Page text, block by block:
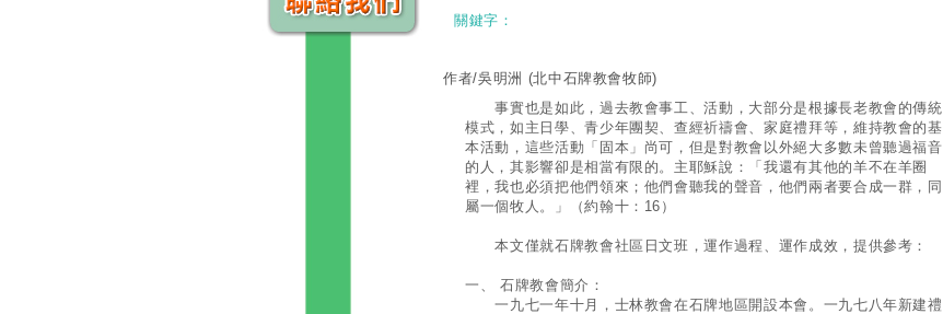
關鍵字：
作者/吳明洲 (北中石牌教會牧師)
事實也是如此，過去教會事工、活動，大部分是根據長老教會的傳統
模式，如主日學、青少年團契、查經祈禱會、家庭禮拜等，維持教會的基
本活動，這些活動「固本」尚可，但是對教會以外絕大多數未曾聽過福音
的人，其影響卻是相當有限的。主耶穌說：「我還有其他的羊不在羊圈
裡，我也必須把他們領來；他們會聽我的聲音，他們兩者要合成一群，同
屬一個牧人。」（約翰十：16）
本文僅就石牌教會社區日文班，運作過程、運作成效，提供參考：
一、 石牌教會簡介：
一九七一年十月，士林教會在石牌地區開設本會。一九七八年新建禮